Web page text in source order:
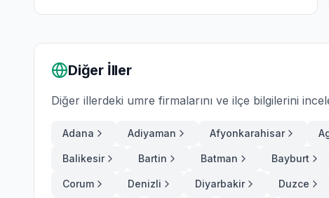
Diğer İller
Diğer illerdeki umre firmalarını ve ilçe bilgilerini
Adana Adiyaman Afyonkarahisar
Balikesir Bartin Batman Bayburt
Corum Denizli Diyarbakir Duzce